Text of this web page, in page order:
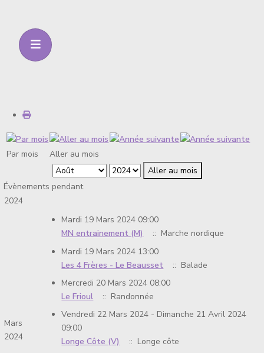
Par mois
Aller au mois
Aller au mois
Évènements pendant
2024
Mars
2024
Mardi 19 Mars 2024 09:00
MN entrainement (M)
:: Marche nordique
Mardi 19 Mars 2024 13:00
Les 4 Frères - Le Beausset
:: Balade
Mercredi 20 Mars 2024 08:00
Le Frioul
:: Randonnée
Vendredi 22 Mars 2024 - Dimanche 21 Avril 2024
09:00
Longe Côte (V)
:: Longe côte